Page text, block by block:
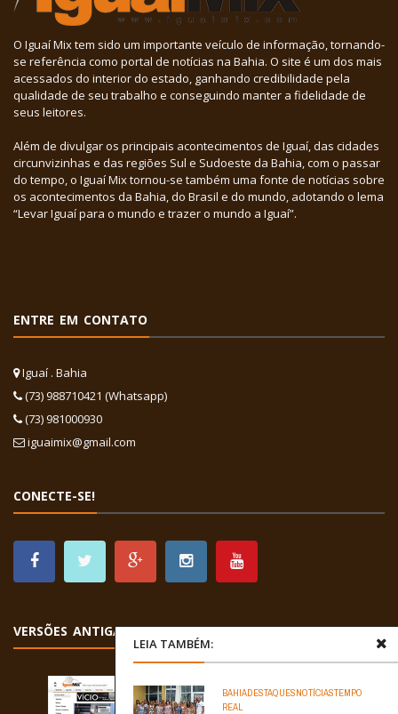
LEIA TAMBÉM:
BAHIADESTAQUESNOTÍCIASTEMPO
REAL
O Iguaí Mix tem sido um importante veículo de informação, tornando-
se referência como portal de notícias na Bahia. O site é um dos mais
acessados do interior do estado, ganhando credibilidade pela
qualidade de seu trabalho e conseguindo manter a fidelidade de
seus leitores.
Além de divulgar os principais acontecimentos de Iguaí, das cidades
circunvizinhas e das regiões Sul e Sudoeste da Bahia, com o passar
do tempo, o Iguaí Mix tornou-se também uma fonte de notícias sobre
os acontecimentos da Bahia, do Brasil e do mundo, adotando o lema
“Levar Iguaí para o mundo e trazer o mundo a Iguaí”.
ENTRE EM CONTATO
Iguaí . Bahia
(73) 988710421 (Whatsapp)
(73) 981000930
iguaimix@gmail.com
CONECTE-SE!
VERSÕES ANTIGAS